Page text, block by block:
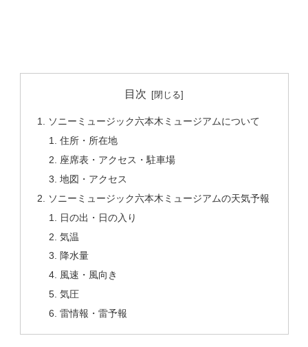
目次
ソニーミュージック六本木ミュージアムについて
住所・所在地
座席表・アクセス・駐車場
地図・アクセス
ソニーミュージック六本木ミュージアムの天気予報
日の出・日の入り
気温
降水量
風速・風向き
気圧
雷情報・雷予報